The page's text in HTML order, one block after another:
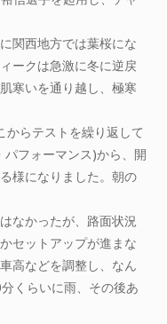
関西地方では葉桜にな
ークは急激に冬に逆戻
寒いを通り越し、極寒
からテストを繰り返して
フォーマンス)から、開
様になりました。朝の
なかったが、路面状況
セットアップが進まな
高などを調整し、なん
くらいに雨、その後あ